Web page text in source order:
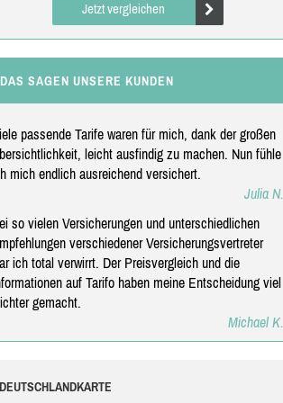
Jetzt vergleichen
DAS SAGEN UNSERE KUNDEN
passende Tarife waren für mich, dank der großen
leicht ausfindig zu machen. Nun fühle
mich endlich ausreichend versichert.
Julia N.
so vielen Versicherungen und unterschiedlichen
verschiedener Versicherungsvertreter
ich total verwirrt. Der Preisvergleich und die
auf Tarifo haben meine Entscheidung viel
gemacht.
Michael K.
DEUTSCHLANDKARTE